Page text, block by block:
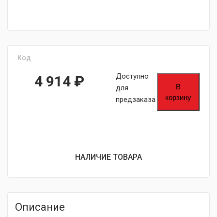
Код
4 914 ₽
Доступно
для
предзаказа
В
корзину
НАЛИЧИЕ ТОВАРА
Описание